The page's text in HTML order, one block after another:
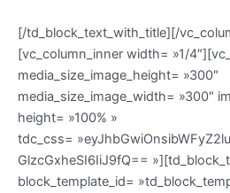
[/td_block_text_with_title][/
[vc_column_inner width= »1/
media_size_image_height= »300″
media_size_image_width= »300″
height= »100% »
tdc_css=
GlzcGxheSI6IiJ9fQ==
block_template_id=